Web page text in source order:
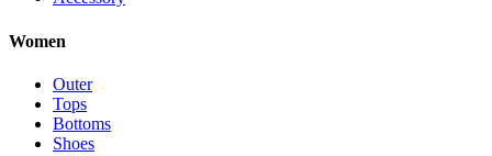
Women
Outer
Tops
Bottoms
Shoes